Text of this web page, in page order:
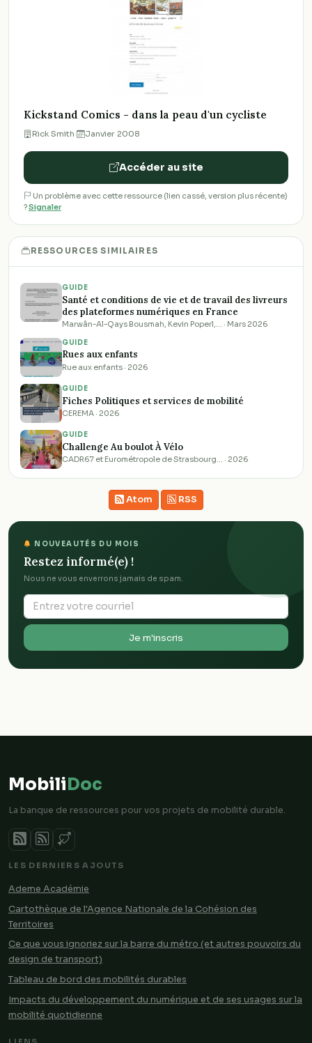
Kickstand Comics - dans la peau d'un cycliste
Rick Smith· Janvier 2008
Accéder au site
Un problème avec cette ressource (lien cassé, version plus récente)
?Signaler
RESSOURCES SIMILAIRES
GUIDE
Santé et conditions de vie et de travail des livreurs
des plateformes numériques en France
Marwân-Al-Qays Bousmah, Kevin Poperl,… · Mars 2026
GUIDE
Rues aux enfants
Rue aux enfants · 2026
GUIDE
Fiches Politiques et services de mobilité
CEREMA · 2026
GUIDE
Challenge Au boulot À Vélo
CADR67 et Eurométropole de Strasbourg… · 2026
Atom RSS
NOUVEAUTÉS DU MOIS
Restez informé(e) !
Nous ne vous enverrons jamais de spam.
Je m'inscris
MobiliDoc
La banque de ressources pour vos projets de mobilité durable.
LES DERNIERS AJOUTS
Ademe Académie
Cartothèque de l'Agence Nationale de la Cohésion des
Territoires
Ce que vous ignoriez sur la barre du métro (et autres pouvoirs du
design de transport)
Tableau de bord des mobilités durables
Impacts du développement du numérique et de ses usages sur la
mobilité quotidienne